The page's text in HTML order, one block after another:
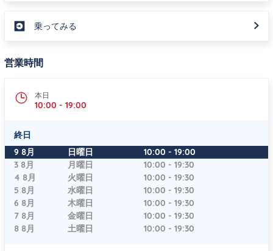
乗ってみる
営業時間
本日
10:00 - 19:00
終日
曜日 時間
9 8月 日曜日 10:00 - 19:00
3 8月
月曜日 10:00 - 19:30
4 8月
火曜日 10:00 - 19:30
5 8月
水曜日 10:00 - 19:30
6 8月
木曜日 10:00 - 19:30
7 8月
金曜日 10:00 - 19:30
8 8月
土曜日 10:00 - 19:30